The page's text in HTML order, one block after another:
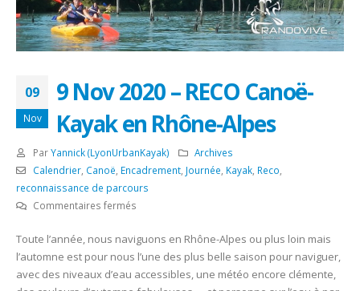
09
Nov
9 Nov 2020 – RECO Canoë-
Kayak en Rhône-Alpes
Par Yannick (LyonUrbanKayak)
Archives
Calendrier, Canoë, Encadrement, Journée, Kayak, Reco,
reconnaissance de parcours
Commentaires ferméssur
Nov
2020
–
Toute l’année, nous naviguons en Rhône-Alpes ou plus loin mais
l’automne est pour nous l’une des plus belle saison pour naviguer,
avec des niveaux d’eau accessibles, une météo encore clémente,